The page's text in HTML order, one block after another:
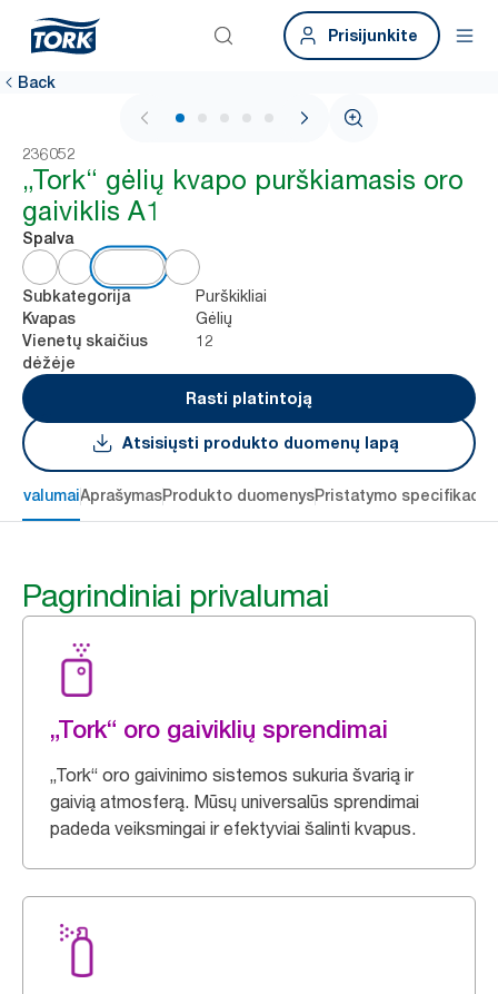
Prisijunkite
Back
1 / 6
236052
„Tork“ gėlių kvapo purškiamasis oro
gaiviklis A1
Spalva
Subkategorija Purškikliai
Kvapas Gėlių
Vienetų skaičius
dėžėje
12
Rasti platintoją
Atsisiųsti produkto duomenų lapą
AprašymasProdukto duomenysPristatymo
Pagrindiniai privalumai
„Tork“ oro gaiviklių sprendimai
„Tork“ oro gaivinimo sistemos sukuria švarią ir
gaivią atmosferą. Mūsų universalūs sprendimai
padeda veiksmingai ir efektyviai šalinti kvapus.